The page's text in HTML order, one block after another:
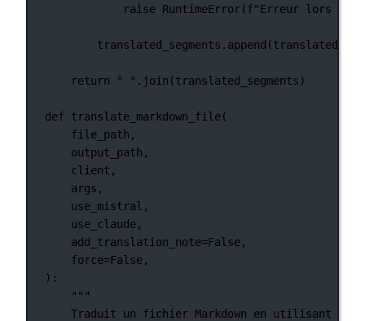
raise RuntimeError(f"Erreur lors de
return " " .join(translated_segments)
def translate_markdown_file(
file_path,
output_path,
client,
args,
use_mistral,
use_claude,
add_translation_note=False,
force=False,
):
"""
Traduit un fichier Markdown en utilisant les